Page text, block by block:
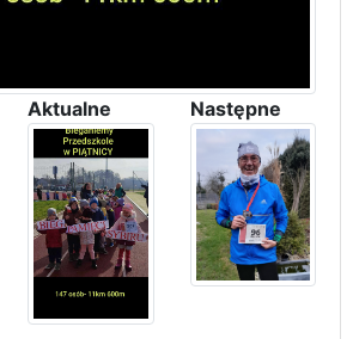
Aktualne Następne